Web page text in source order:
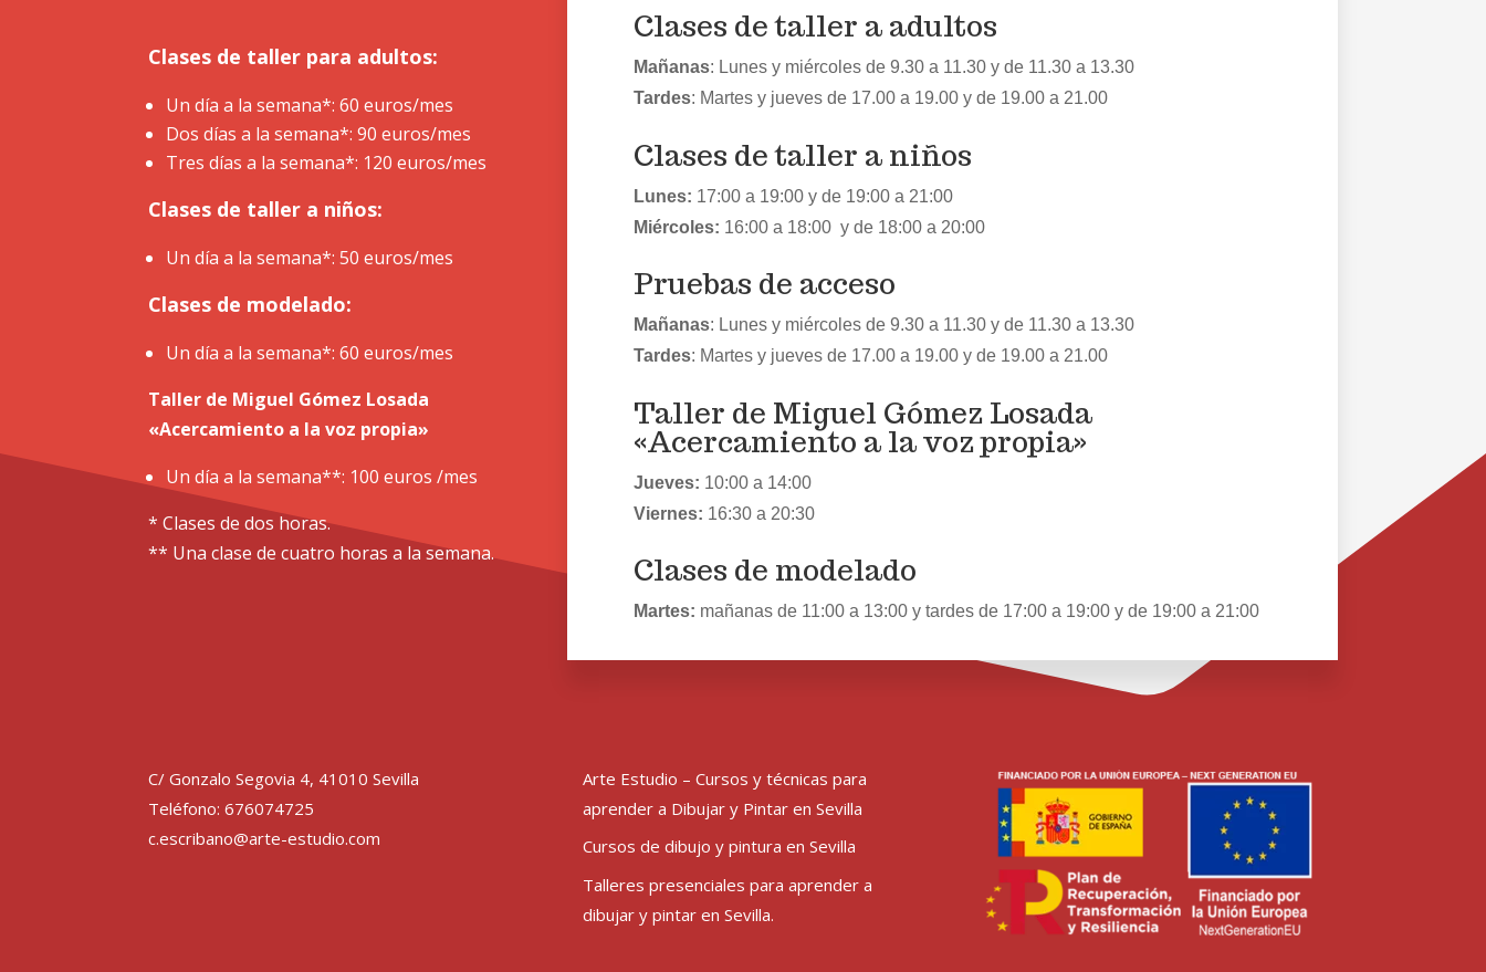
Clases de taller para adultos:
Un día a la semana*: 60 euros/mes
Dos días a la semana*: 90 euros/mes
Tres días a la semana*: 120 euros/mes
Clases de taller a niños:
Un día a la semana*: 50 euros/mes
Clases de modelado:
Un día a la semana*: 60 euros/mes​
Taller de Miguel Gómez Losada
«Acercamiento a la voz propia»
Un día a la semana**: 100 euros /mes
* Clases de dos horas.
** Una clase de cuatro horas a la semana.
Clases de taller a adultos
Mañanas: Lunes y miércoles de 9.30 a 11.30 y de 11.30 a 13.30
Tardes: Martes y jueves de 17.00 a 19.00 y de 19.00 a 21.00
Clases de taller a niños
Lunes: 17:00 a 19:00 y de 19:00 a 21:00
Miércoles: 16:00 a 18:00 y de 18:00 a 20:00
Pruebas de acceso
Mañanas: Lunes y miércoles de 9.30 a 11.30 y de 11.30 a 13.30
Tardes: Martes y jueves de 17.00 a 19.00 y de 19.00 a 21.00
Taller de Miguel Gómez Losada
«Acercamiento a la voz propia»
Jueves: 10:00 a 14:00
Viernes: 16:30 a 20:30
Clases de modelado
Martes: mañanas de 11:00 a 13:00 y tardes de 17:00 a 19:00 y de 19:00 a 21:00
C/ Gonzalo Segovia 4, 41010 Sevilla
Teléfono:676074725
c.escribano@arte-estudio.com
Arte Estudio – Cursos y técnicas para
aprender a Dibujar y Pintar en Sevilla
Cursos de dibujo y pintura en Sevilla
Talleres presenciales para aprender a
dibujar y pintar en Sevilla.